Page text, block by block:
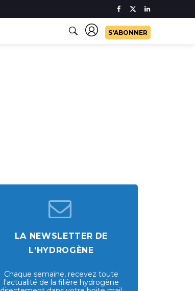
S'ABONNER
LA NEWSLETTER DE
L'HYDROGÈNE
Chaque semaine, recevez toute
l'actualité de la filière hydrogène